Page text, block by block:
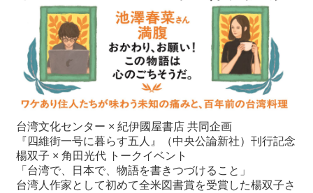
ホ
ム
台湾文化センター × 紀伊國屋書店 共同企画
『四維街一号に暮らす五人』（中央公論新社）刊行記念
楊双子 × 角田光代 トークイベント
「台湾で、日本で、物語を書きつづけること」
台湾人作家として初めて全米図書賞を受賞した楊双子さ